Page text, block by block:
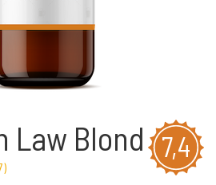
7,4
Law Blond
)